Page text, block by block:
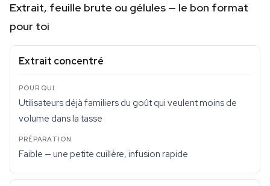
Extrait, feuille brute ou gélules — le bon format
pour toi
Extrait concentré
Utilisateurs déjà familiers du goût qui veulent moins de
volume dans la tasse
Faible — une petite cuillère, infusion rapide